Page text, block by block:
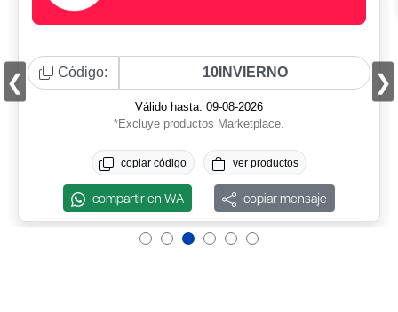
Código:
Válido hasta: 09-08-2026
Prod. seleccionados.
copiar código ver productos
compartir en WA copiar mensaje